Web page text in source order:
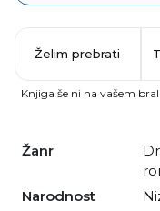
Žanr
Narodnost
Želim prebrati
Knjiga še ni na vašem